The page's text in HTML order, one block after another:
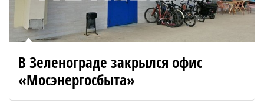
В Зеленограде закрылся офис
«Мосэнергосбыта»